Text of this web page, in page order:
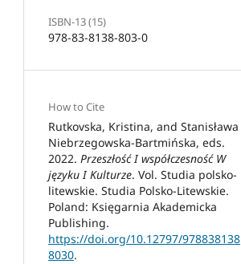
ISBN-13 (15)
978-83-8138-803-0
How to Cite
Rutkovska, Kristina, and Stanisława
Niebrzegowska-Bartmińska, eds.
2022. Przeszłość I współczesność W
języku I Kulturze. Vol. Studia polsko-
litewskie. Studia Polsko-Litewskie.
Poland: Księgarnia Akademicka
Publishing.
https://doi.org/10.12797/978838138
8030.